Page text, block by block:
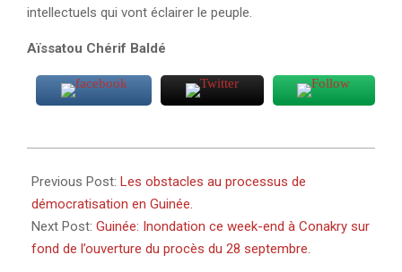
intellectuels qui vont éclairer le peuple.
Aïssatou Chérif Baldé
09-
18
Previous Post: Les obstacles au processus de
démocratisation en Guinée.
Next Post: Guinée: Inondation ce week-end à Conakry sur
fond de l’ouverture du procès du 28 septembre.